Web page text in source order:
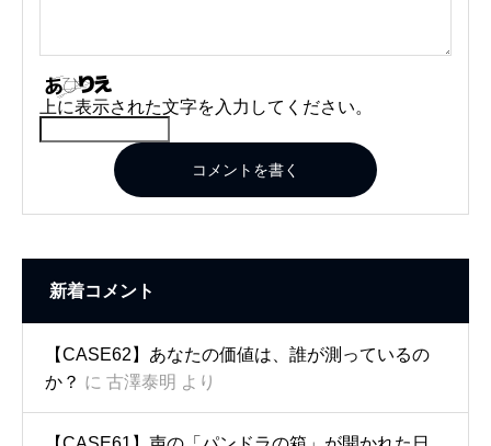
上に表示された文字を入力してください。
コメントを書く
新着コメント
【CASE62】あなたの価値は、誰が測っているの
か？ に 古澤泰明 より